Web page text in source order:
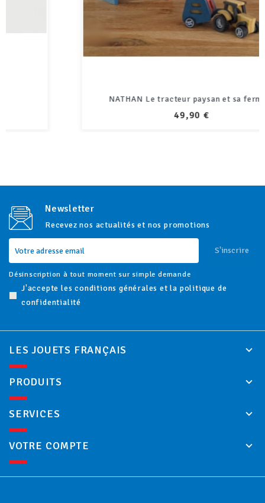
NATHAN Le tracteur paysan et sa ferme *
Newsletter
Recevez nos actualités et nos promotions
S'inscrire
Désinscription à tout moment sur simple demande
J'accepte les conditions générales et la politique de
confidentialité
LES JOUETS FRANÇAIS
PRODUITS
SERVICES
VOTRE COMPTE